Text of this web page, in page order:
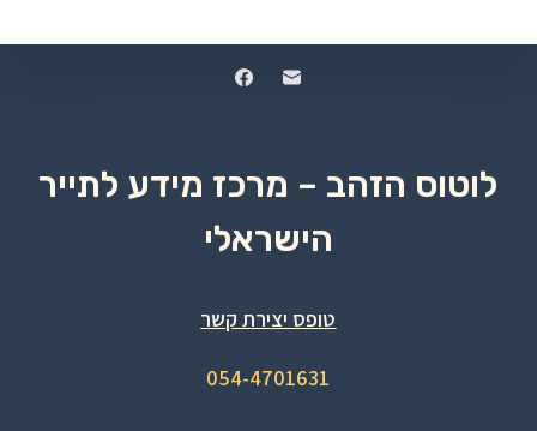
לוטוס הזהב – מרכז מידע לתייר
הישראלי
טופס יצירת קשר
054-4701631